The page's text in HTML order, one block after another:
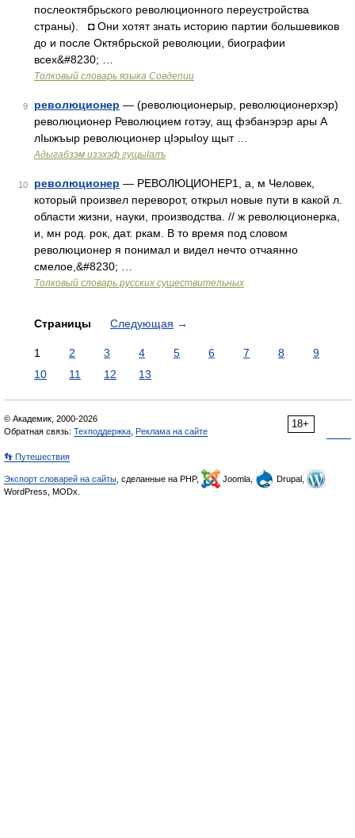
послеоктябрьского революционного переустройства
страны). ◘ Они хотят знать историю партии большевиков
до и после Октябрьской революции, биографии
всех&#8230; …
Толковый словарь языка Совдепии
9 революционер — (революционерыр, революционерхэр)
революционер Революцием готэу, ащ фэбанэрэр ары А
лIыжъыр революционер цIэрыIоу щыт …
Адыгабзэм изэхэф гущыIалъ
10 революционер — РЕВОЛЮЦИОНЕР1, а, м Человек,
который произвел переворот, открыл новые пути в какой л.
области жизни, науки, производства. // ж революционерка,
и, мн род. рок, дат. ркам. В то время под словом
революционер я понимал и видел нечто отчаянно
смелое,&#8230; …
Толковый словарь русских существительных
Страницы Следующая →
1 2 3 4 5 6 7 8
9
10
11 12 13
18+
© Академик, 2000-2026
Обратная связь: Техподдержка Реклама на сайте
👣 Путешествия
Экспорт словарей на сайты , сделанные на PHP, Joomla,
Drupal,
WordPress, MODx.